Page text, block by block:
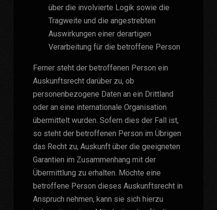
über die involvierte Logik sowie die
Tragweite und die angestrebten
Auswirkungen einer derartigen
Verarbeitung für die betroffene Person
Ferner steht der betroffenen Person ein
Auskunftsrecht darüber zu, ob
personenbezogene Daten an ein Drittland
oder an eine internationale Organisation
übermittelt wurden. Sofern dies der Fall ist,
so steht der betroffenen Person im Übrigen
das Recht zu, Auskunft über die geeigneten
Garantien im Zusammenhang mit der
Übermittlung zu erhalten. Möchte eine
betroffene Person dieses Auskunftsrecht in
Anspruch nehmen, kann sie sich hierzu